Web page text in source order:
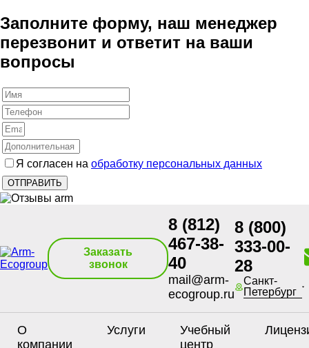
Заполните форму, наш менеджер
перезвонит и ответит на ваши
вопросы
Я согласен на обработку персональных данных
Заказать
звонок
8 (812)
467-38-
40
mail@arm-
ecogroup.ru
8 (800)
333-00-
28
Санкт-
Петербург
О
компании
Услуги
Учебный
центр